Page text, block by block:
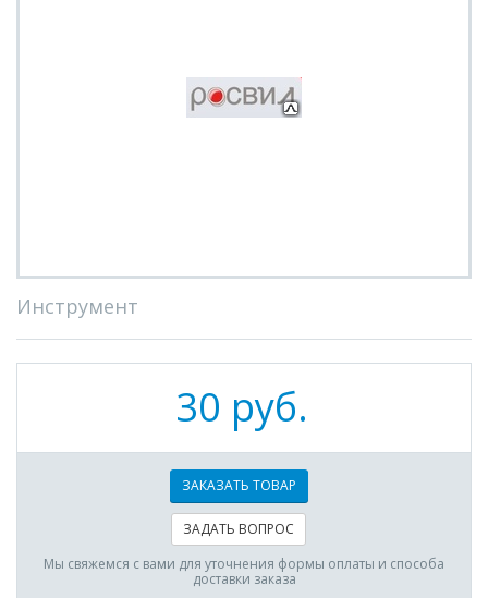
Инструмент
30 руб.
ЗАКАЗАТЬ ТОВАР
ЗАДАТЬ ВОПРОС
Мы свяжемся с вами для уточнения формы оплаты и способа
доставки заказа